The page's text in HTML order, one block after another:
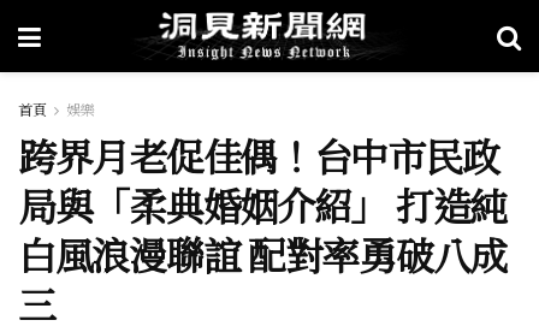
首頁 娛樂
跨界月老促佳偶！台中市民政
局與「柔典婚姻介紹」 打造純
白風浪漫聯誼 配對率勇破八成
三